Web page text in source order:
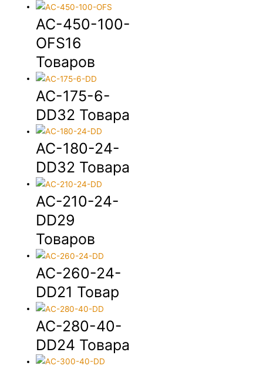
AC-450-100-
OFS16
Товаров
AC-175-6-
DD32 Товара
AC-180-24-
DD32 Товара
AC-210-24-
DD29
Товаров
AC-260-24-
DD21 Товар
AC-280-40-
DD24 Товара